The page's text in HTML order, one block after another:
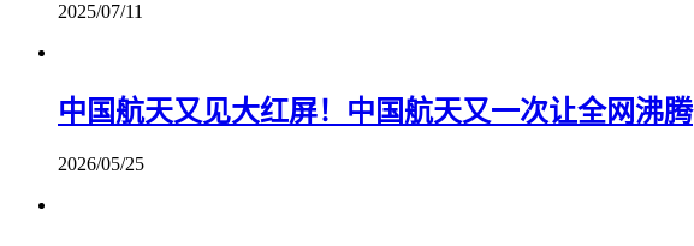
2025/07/11
中国航天又见大红屏！中国航天又一次让全网沸腾
2026/05/25